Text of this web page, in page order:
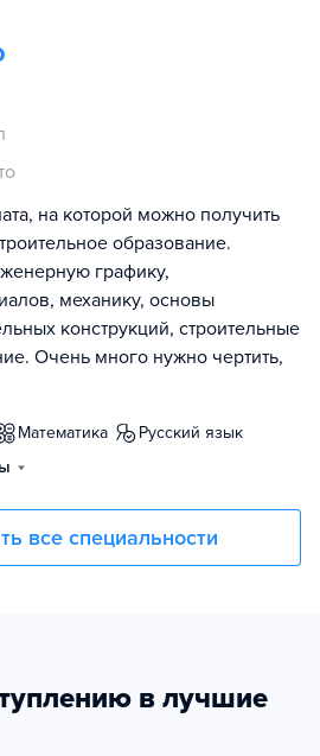
на которой можно получить
образование.
графику,
механику, основы
конструкций, строительные
Очень много нужно чертить,
математика
русский язык
все специальности
в лучшие